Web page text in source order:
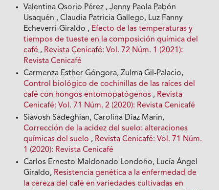
Valentina Osorio Pérez , Jenny Paola Pabón
Usaquén , Claudia Patricia Gallego, Luz Fanny
Echeverri-Giraldo , Efecto de las temperaturas y
tiempos de tueste en la composición química del
café , Revista Cenicafé: Vol. 72 Núm. 1 (2021):
Revista Cenicafé
Carmenza Esther Góngora, Zulma Gil-Palacio,
Control biológico de cochinillas de las raíces del
café con hongos entomopatógenos , Revista
Cenicafé: Vol. 71 Núm. 2 (2020): Revista Cenicafé
Siavosh Sadeghian, Carolina Díaz Marín,
Corrección de la acidez del suelo: alteraciones
químicas del suelo , Revista Cenicafé: Vol. 71 Núm.
1 (2020): Revista Cenicafé
Carlos Ernesto Maldonado Londoño, Lucía Ángel
Giraldo, Resistencia genética a la enfermedad de
la cereza del café en variedades cultivadas en